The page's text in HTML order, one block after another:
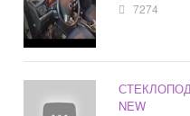
7274
NEW